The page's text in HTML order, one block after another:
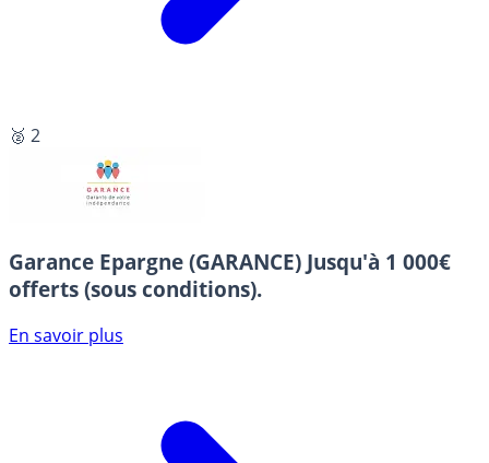
🥈 2
Garance Epargne (GARANCE) Jusqu'à 1 000€
offerts (sous conditions).
En savoir plus